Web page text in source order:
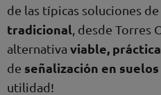
de las típicas soluciones de
tradicional , desde Torres
alternativa viable,
de señalización en
utilidad!